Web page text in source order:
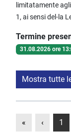
limitatamente
1, ai sensi del-la
Termine
31.08.2026 ore
Mostra tutte
« ‹ 1